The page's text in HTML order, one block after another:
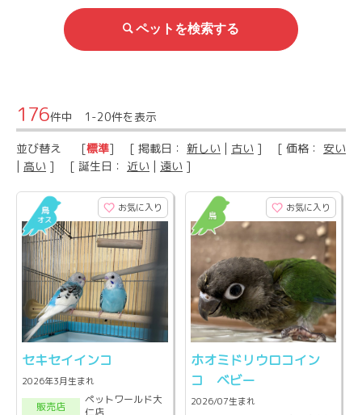
176件中 1-20件を表示
並び替え [標準] [ 掲載日： 新しい | 古い ] [ 価格： 安い
| 高い ] [ 誕生日： 近い | 遠い ]
お気に入り
セキセイインコ
2026年3月生まれ
販売店
ペットワールド大
お気に入り
ホオミドリウロコイン
コ ベビー
2026/07生まれ